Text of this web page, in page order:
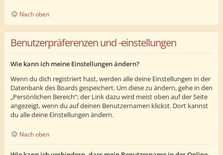
Nach oben
Benutzerpräferenzen und -einstellungen
Wie kann ich meine Einstellungen ändern?
Wenn du dich registriert hast, werden alle deine Einstellungen in der
Datenbank des Boards gespeichert. Um diese zu ändern, gehe in den
„Persönlichen Bereich“; der Link dazu wird meist oben auf der Seite
angezeigt, wenn du auf deinen Benutzernamen klickst. Dort kannst
du alle deine Einstellungen ändern.
Nach oben